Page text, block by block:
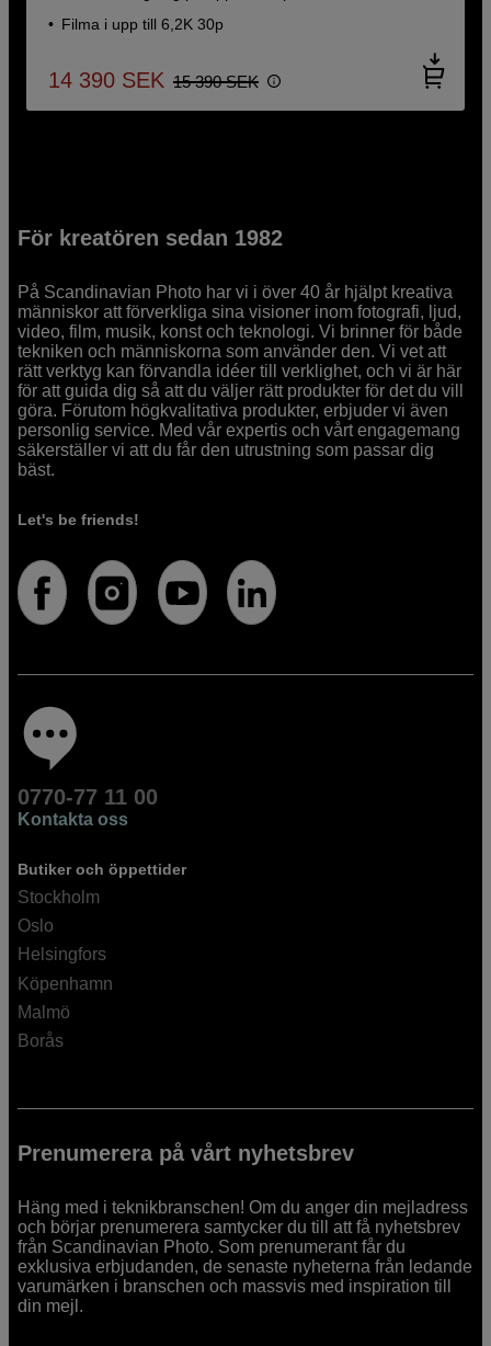
Filma i upp till 6,2K 30p
14 390 SEK 15 390 SEK
För kreatören sedan 1982
På Scandinavian Photo har vi i över 40 år hjälpt kreativa
människor att förverkliga sina visioner inom fotografi, ljud,
video, film, musik, konst och teknologi. Vi brinner för både
tekniken och människorna som använder den. Vi vet att
rätt verktyg kan förvandla idéer till verklighet, och vi är här
för att guida dig så att du väljer rätt produkter för det du vill
göra. Förutom högkvalitativa produkter, erbjuder vi även
personlig service. Med vår expertis och vårt engagemang
säkerställer vi att du får den utrustning som passar dig
bäst.
Let's be friends!
0770-77 11 00
Kontakta oss
Butiker och öppettider
Stockholm
Oslo
Helsingfors
Köpenhamn
Malmö
Borås
Prenumerera på vårt nyhetsbrev
Häng med i teknikbranschen! Om du anger din mejladress
och börjar prenumerera samtycker du till att få nyhetsbrev
från Scandinavian Photo. Som prenumerant får du
exklusiva erbjudanden, de senaste nyheterna från ledande
varumärken i branschen och massvis med inspiration till
din mejl.